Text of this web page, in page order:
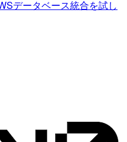
データベース統合を試し